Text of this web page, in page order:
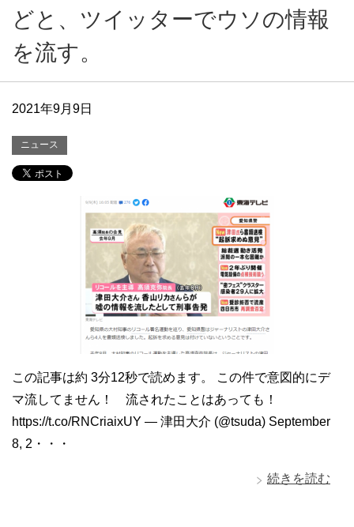
どと、ツイッターでウソの情報
を流す。
2021年9月9日
ニュース
この記事は約 3分12秒で読めます。 この件で意図的にデ
マ流してません！ 流されたことはあっても！
https://t.co/RNCriaixUY — 津田大介 (@tsuda) September
8, 2・・・
続きを読む